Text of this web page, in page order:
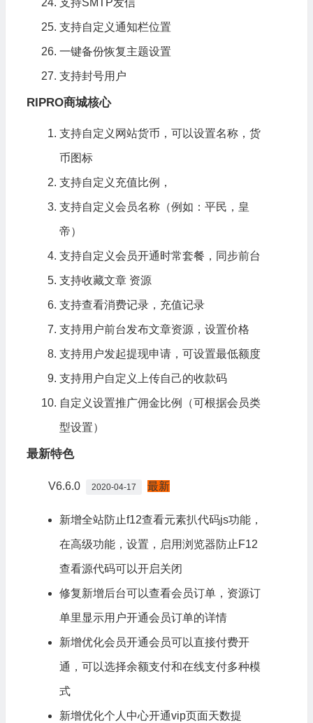
支持SMTP发信
支持自定义通知栏位置
一键备份恢复主题设置
支持封号用户
RIPRO商城核心
支持自定义网站货币，可以设置名称，货
币图标
支持自定义充值比例，
支持自定义会员名称（例如：平民，皇
帝）
支持自定义会员开通时常套餐，同步前台
支持收藏文章 资源
支持查看消费记录，充值记录
支持用户前台发布文章资源，设置价格
支持用户发起提现申请，可设置最低额度
支持用户自定义上传自己的收款码
自定义设置推广佣金比例（可根据会员类
型设置）
最新特色
V6.6.0 2020-04-17 最新
新增全站防止f12查看元素扒代码js功能，
在高级功能，设置，启用浏览器防止F12
查看源代码可以开启关闭
修复新增后台可以查看会员订单，资源订
单里显示用户开通会员订单的详情
新增优化会员开通会员可以直接付费开
通，可以选择余额支付和在线支付多种模
式
新增优化个人中心开通vip页面天数提